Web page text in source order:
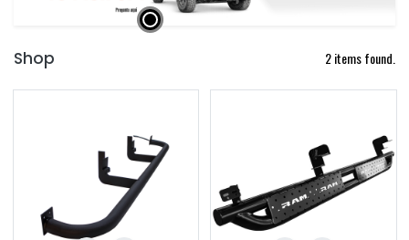
Shop 2 items found.